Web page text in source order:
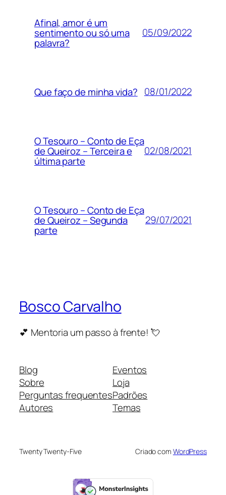
Afinal, amor é um
sentimento ou só uma
palavra?
05/09/2022
Que faço de minha vida? 08/01/2022
O Tesouro – Conto de Eça
de Queiroz – Terceira e
última parte
02/08/2021
O Tesouro – Conto de Eça
de Queiroz – Segunda
parte
29/07/2021
Bosco Carvalho
💕 Mentoria um passo à frente! 💘
Blog
Sobre
Perguntas frequentes
Autores
Eventos
Loja
Padrões
Temas
Twenty Twenty-Five Criado com WordPress